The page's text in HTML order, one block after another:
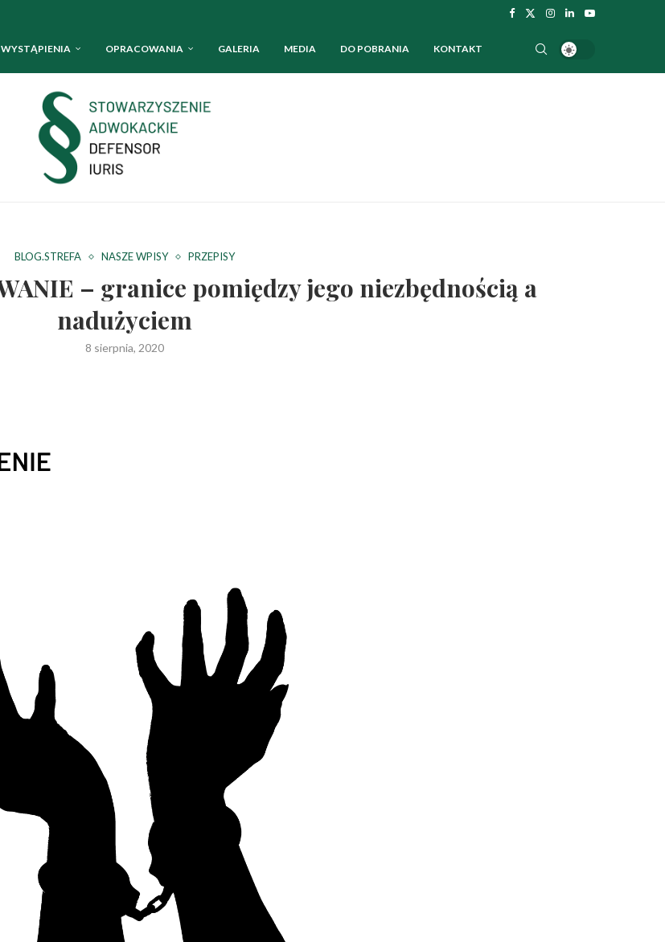
WYSTĄPIENIA OPRACOWANIA GALERIA MEDIA DO POBRANIA KONTAKT
BLOG.STREFA NASZE WPISY PRZEPISY
– granice pomiędzy jego niezbędnością a
nadużyciem
8 sierpnia, 2020